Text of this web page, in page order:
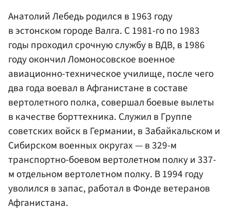
Анатолий Лебедь родился в 1963 году
в эстонском городе Валга. С 1981-го по 1983
годы проходил срочную службу в ВДВ, в 1986
году окончил Ломоносовское военное
авиационно-техническое училище, после чего
два года воевал в Афганистане в составе
вертолетного полка, совершал боевые вылеты
в качестве борттехника. Служил в Группе
советских войск в Германии, в Забайкальском и
Сибирском военных округах — в 329-м
транспортно-боевом вертолетном полку и 337-
м отдельном вертолетном полку. В 1994 году
уволился в запас, работал в Фонде ветеранов
Афганистана.